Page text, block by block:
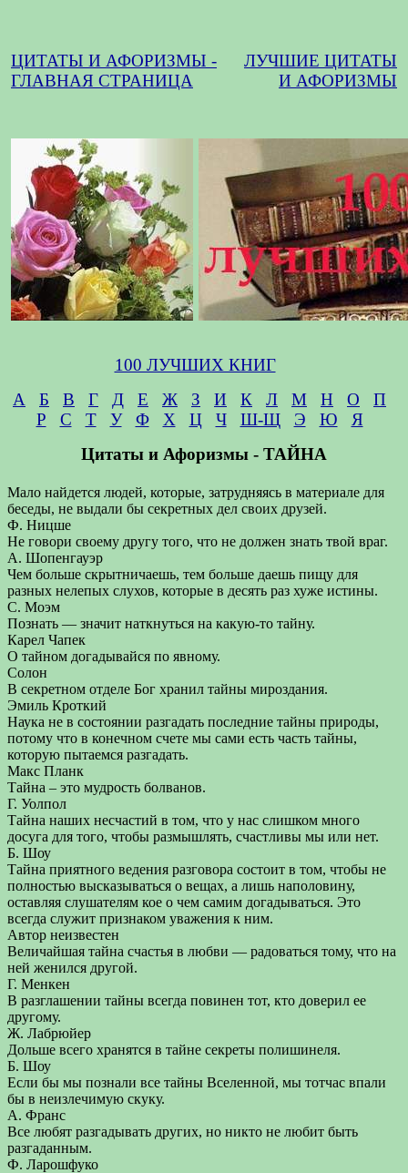
ЦИТАТЫ И АФОРИЗМЫ -
ГЛАВНАЯ СТРАНИЦА
ЛУЧШИЕ ЦИТАТЫ
И АФОРИЗМЫ
100 ЛУЧШИХ КНИГ
А
Б В Г Д Е Ж З И К Л М Н О
П
Р
С Т У Ф Х Ц Ч Ш-Щ Э Ю
Я
Цитаты и Афоризмы - ТАЙНА
Мало найдется людей, которые, затрудняясь в материале для
беседы, не выдали бы секретных дел своих друзей.
Ф. Ницше
Не говори своему другу того, что не должен знать твой враг.
А. Шопенгауэр
Чем больше скрытничаешь, тем больше даешь пищу для
разных нелепых слухов, которые в десять раз хуже истины.
С. Моэм
Познать — значит наткнуться на какую-то тайну.
Карел Чапек
О тайном догадывайся по явному.
Солон
В секретном отделе Бог хранил тайны мироздания.
Эмиль Кроткий
Наука не в состоянии разгадать последние тайны природы,
потому что в конечном счете мы сами есть часть тайны,
которую пытаемся разгадать.
Макс Планк
Тайна – это мудрость болванов.
Г. Уолпол
Тайна наших несчастий в том, что у нас слишком много
досуга для того, чтобы размышлять, счастливы мы или нет.
Б. Шоу
Тайна приятного ведения разговора состоит в том, чтобы не
полностью высказываться о вещах, а лишь наполовину,
оставляя слушателям кое о чем самим догадываться. Это
всегда служит признаком уважения к ним.
Автор неизвестен
Величайшая тайна счастья в любви — радоваться тому, что на
ней женился другой.
Г. Менкен
В разглашении тайны всегда повинен тот, кто доверил ее
другому.
Ж. Лабрюйер
Дольше всего хранятся в тайне секреты полишинеля.
Б. Шоу
Если бы мы познали все тайны Вселенной, мы тотчас впали
бы в неизлечимую скуку.
А. Франс
Все любят разгадывать других, но никто не любит быть
разгаданным.
Ф. Ларошфуко